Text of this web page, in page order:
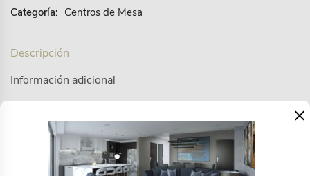
Categoría: Centros de Mesa
Descripción
Información adicional
Estos centros de mesa crearán bonitos juegos de
luces y sombras gracias a su diseño.
×